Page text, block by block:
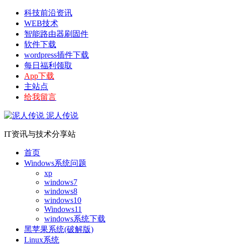
科技前沿资讯
WEB技术
智能路由器刷固件
软件下载
wordpress插件下载
每日福利领取
App下载
主站点
给我留言
泥人传说
IT资讯与技术分享站
首页
Windows系统问题
xp
windows7
windows8
windows10
Windows11
windows系统下载
黑苹果系统(破解版)
Linux系统